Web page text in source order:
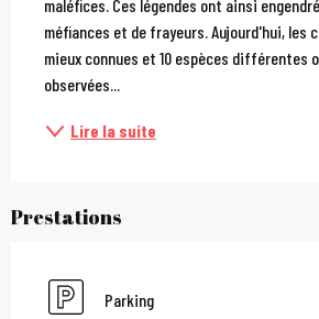
maléfices. Ces légendes ont ainsi
méfiances et de frayeurs. Aujourd'hui, les
mieux connues et 10 espèces différentes
observées...
Lire la suite
Prestations
Parking